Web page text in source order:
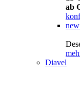
ab
new
Diavel